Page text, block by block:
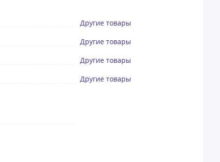
Другие товары
Другие товары
Другие товары
Другие товары